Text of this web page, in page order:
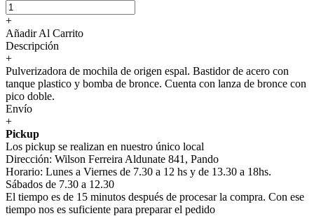
+
Añadir Al Carrito
Descripción
+
Pulverizadora de mochila de origen espal. Bastidor de acero con
tanque plastico y bomba de bronce. Cuenta con lanza de bronce con
pico doble.
Envío
+
Pickup
Los pickup se realizan en nuestro único local
Dirección: Wilson Ferreira Aldunate 841, Pando
Horario: Lunes a Viernes de 7.30 a 12 hs y de 13.30 a 18hs.
Sábados de 7.30 a 12.30
El tiempo es de 15 minutos después de procesar la compra. Con ese
tiempo nos es suficiente para preparar el pedido